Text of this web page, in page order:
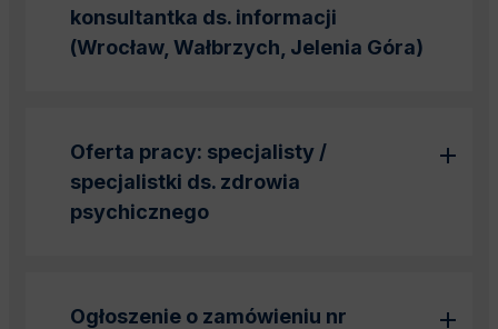
konsultantka ds. informacji
(Wrocław, Wałbrzych, Jelenia Góra)
Oferta pracy: specjalisty /
specjalistki ds. zdrowia
psychicznego
Ogłoszenie o zamówieniu nr